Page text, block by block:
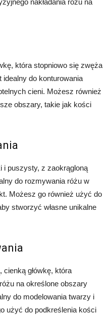
która stopniowo się zwęża
idealny do konturowania
cieni. Możesz również
obszary, takie jak kości
i puszysty, z zaokrągloną
do rozmywania różu w
Możesz go również użyć do
stworzyć własne unikalne
cienką główkę, która
na określone obszary
do modelowania twarzy i
użyć do podkreślenia kości